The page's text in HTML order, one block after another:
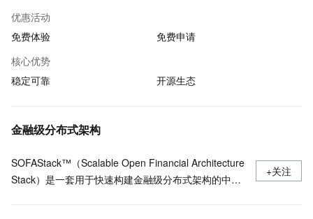
优惠活动
免费体验
免费申请
核心优势
稳定可靠
开源生态
金融级分布式架构
SOFAStack™（Scalable Open Financial Architecture
Stack）是一套用于快速构建金融级分布式架构的中间
+关注